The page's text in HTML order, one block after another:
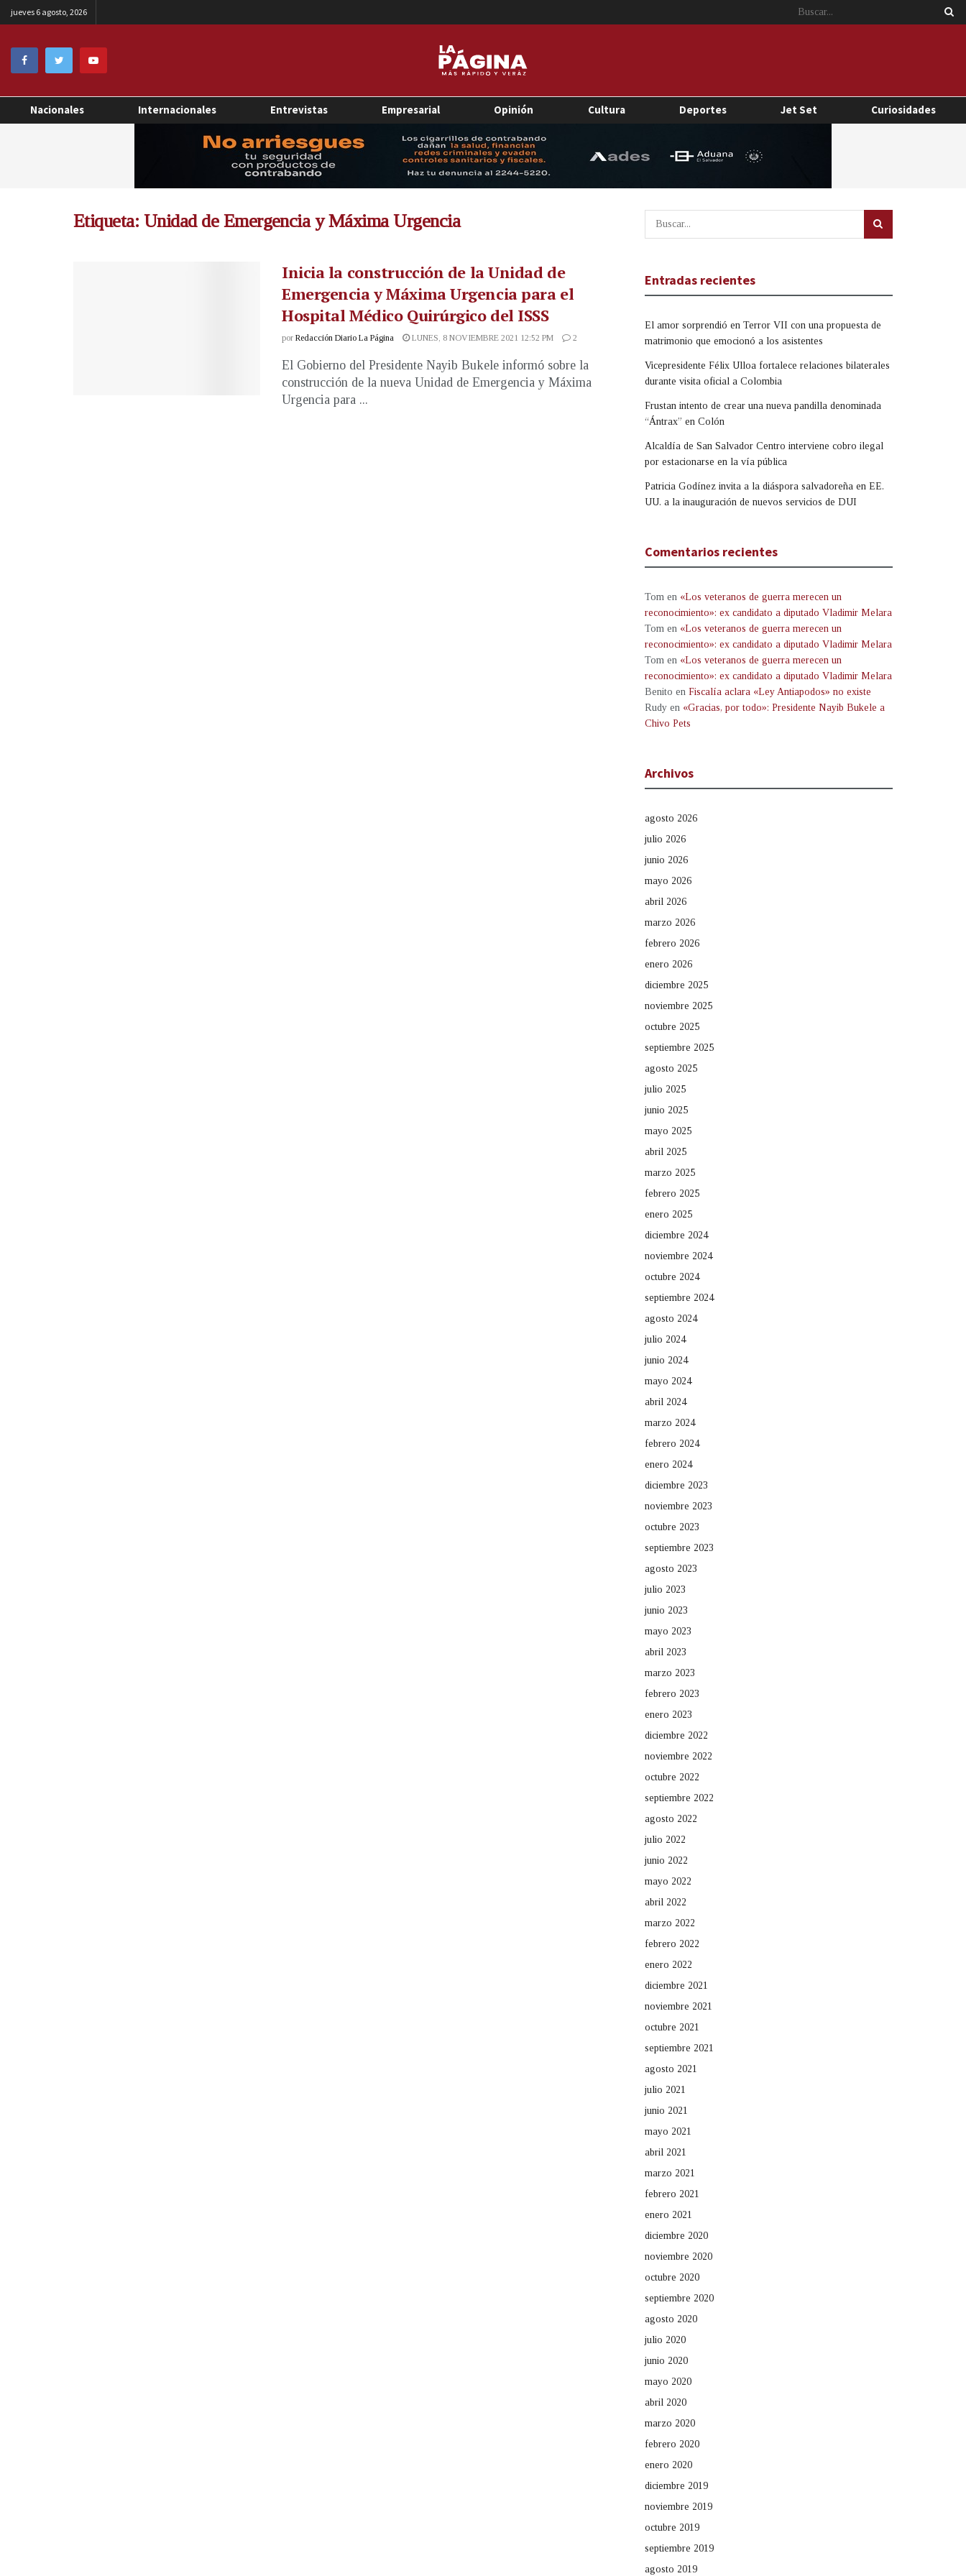
jueves 6 agosto, 2026
Nacionales Internacionales Entrevistas Empresarial Opinión Cultura Deportes Jet Set Curiosidades
Etiqueta: Unidad de Emergencia y Máxima Urgencia
Inicia la construcción de la Unidad de
Emergencia y Máxima Urgencia para el
Hospital Médico Quirúrgico del ISSS
por Redacción Diario La Página LUNES, 8 NOVIEMBRE 2021 12:52 PM 2
El Gobierno del Presidente Nayib Bukele informó sobre la
construcción de la nueva Unidad de Emergencia y Máxima
Urgencia para ...
Entradas recientes
El amor sorprendió en Terror VII con una propuesta de
matrimonio que emocionó a los asistentes
Vicepresidente Félix Ulloa fortalece relaciones bilaterales
durante visita oficial a Colombia
Frustan intento de crear una nueva pandilla denominada
“Ántrax” en Colón
Alcaldía de San Salvador Centro interviene cobro ilegal
por estacionarse en la vía pública
Patricia Godínez invita a la diáspora salvadoreña en EE.
UU. a la inauguración de nuevos servicios de DUI
Comentarios recientes
Tom en «Los veteranos de guerra merecen un
reconocimiento»: ex candidato a diputado Vladimir Melara
Tom en «Los veteranos de guerra merecen un
reconocimiento»: ex candidato a diputado Vladimir Melara
Tom en «Los veteranos de guerra merecen un
reconocimiento»: ex candidato a diputado Vladimir Melara
Benito en Fiscalía aclara «Ley Antiapodos» no existe
Rudy en «Gracias, por todo»: Presidente Nayib Bukele a
Chivo Pets
Archivos
agosto 2026
julio 2026
junio 2026
mayo 2026
abril 2026
marzo 2026
febrero 2026
enero 2026
diciembre 2025
noviembre 2025
octubre 2025
septiembre 2025
agosto 2025
julio 2025
junio 2025
mayo 2025
abril 2025
marzo 2025
febrero 2025
enero 2025
diciembre 2024
noviembre 2024
octubre 2024
septiembre 2024
agosto 2024
julio 2024
junio 2024
mayo 2024
abril 2024
marzo 2024
febrero 2024
enero 2024
diciembre 2023
noviembre 2023
octubre 2023
septiembre 2023
agosto 2023
julio 2023
junio 2023
mayo 2023
abril 2023
marzo 2023
febrero 2023
enero 2023
diciembre 2022
noviembre 2022
octubre 2022
septiembre 2022
agosto 2022
julio 2022
junio 2022
mayo 2022
abril 2022
marzo 2022
febrero 2022
enero 2022
diciembre 2021
noviembre 2021
octubre 2021
septiembre 2021
agosto 2021
julio 2021
junio 2021
mayo 2021
abril 2021
marzo 2021
febrero 2021
enero 2021
diciembre 2020
noviembre 2020
octubre 2020
septiembre 2020
agosto 2020
julio 2020
junio 2020
mayo 2020
abril 2020
marzo 2020
febrero 2020
enero 2020
diciembre 2019
noviembre 2019
octubre 2019
septiembre 2019
agosto 2019